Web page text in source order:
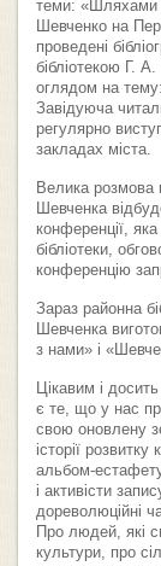
теми: «Шляхами
Шевченко на
проведені
бібліотекою Г.
оглядом на
Завідуюча
регулярно
закладах міста.
Велика розмова
Шевченка
конференції,
бібліотеки,
конференцію
Зараз районна
Шевченка
з нами» і
Цікавим і
є те, що у нас
свою оновлену
історії
альбом-
і активісти
дореволюційні
Про людей, які
культури, про